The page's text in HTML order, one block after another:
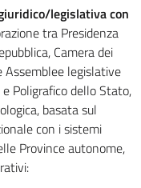
legislativa con
tra Presidenza
Camera dei
Assemblee legislative
Poligrafico dello Stato,
basata sul
con i sistemi
Province autonome,